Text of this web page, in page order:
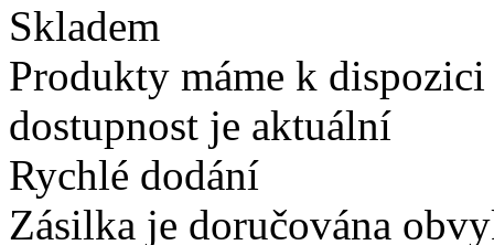
Skladem
Produkty máme k
dostupnost je aktuální
Rychlé dodání
Zásilka je doručována